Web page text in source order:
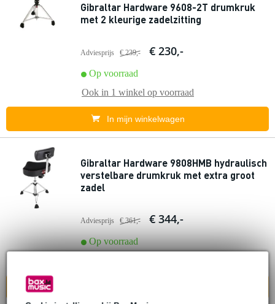
Gibraltar Hardware 9608-2T drumkruk
met 2 kleurige zadelzitting
Adviesprijs € 239,- € 230,-
Op voorraad
Ook in 1 winkel op voorraad
In mijn winkelwagen
Gibraltar Hardware 9808HMB hydraulisch
verstelbare drumkruk met extra groot
zadel
Adviesprijs € 361,- € 344,-
Op voorraad